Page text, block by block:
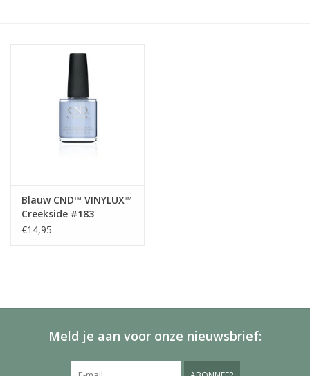
Blauw CND™ VINYLUX™
Creekside #183
€14,95
Meld je aan voor onze nieuwsbrief: